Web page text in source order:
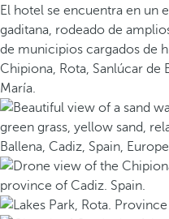
El hotel se encuentra en un
gaditana, rodeado de
de municipios cargados de
Chipiona, Rota, Sanlúcar de
María.